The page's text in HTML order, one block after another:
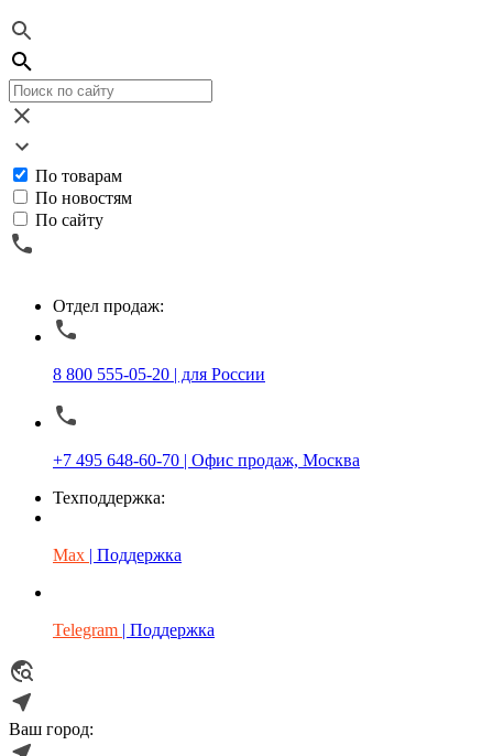
По товарам
По новостям
По сайту
Отдел продаж:
8 800 555-05-20 | для России
+7 495 648-60-70 | Офис продаж, Москва
Техподдержка:
Max | Поддержка
Telegram | Поддержка
Ваш город: